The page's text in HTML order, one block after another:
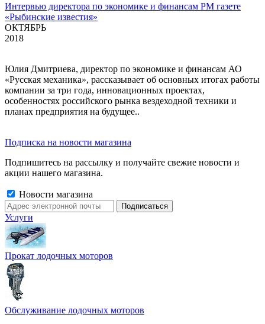
Интервью директора по экономике и финансам РМ газете
«Рыбинские известия»
ОКТЯБРЬ
2018
Юлия Дмитриева, директор по экономике и финансам АО
«Русская механика», рассказывает об основных итогах работы
компании за три года, инновационных проектах,
особенностях российского рынка вездеходной техники и
планах предприятия на будущее..
Подписка на новости магазина
Подпишитесь на рассылку и получайте свежие новости и
акции нашего магазина.
Новости магазина
Услуги
Прокат лодочных моторов
Обслуживание лодочных моторов